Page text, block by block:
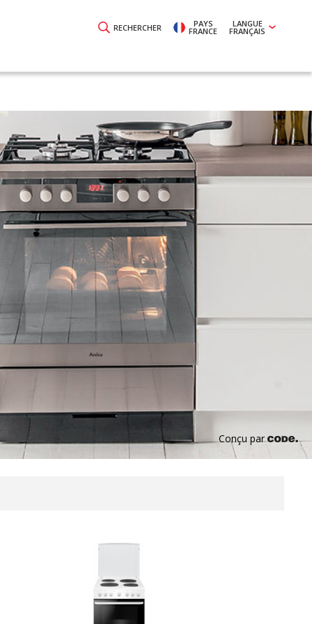
RECHERCHER PAYS
FRANCE
LANGUE
FRANÇAIS
Conçu par